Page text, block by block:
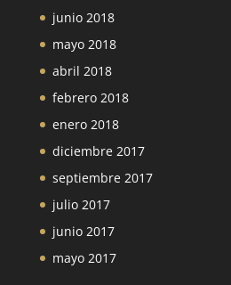
junio 2018
mayo 2018
abril 2018
febrero 2018
enero 2018
diciembre 2017
septiembre 2017
julio 2017
junio 2017
mayo 2017